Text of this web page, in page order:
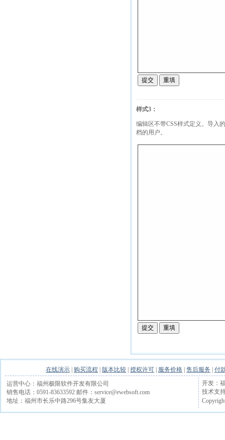
样式3：
编辑区不带CSS样式定义。导入
档的用户。
在线演示 购买流程 版本比较 授权许可 服务价格 售后服务
付
运营中心：福州极限软件开发有限公司
销售电话：0591-83633592 邮件：service@ewebsoft.com
地址：福州市长乐中路296号集友大厦
开发：
技术支